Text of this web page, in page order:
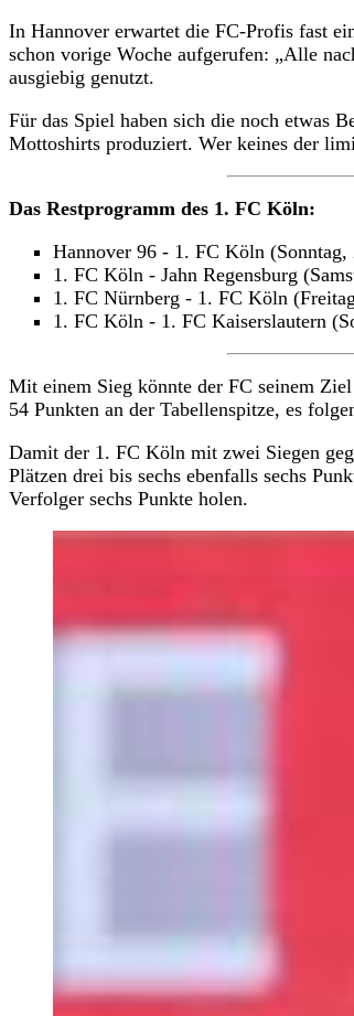
In Hannover erwartet die FC-Profis fast
schon vorige Woche aufgerufen: „Alle
ausgiebig genutzt.
Für das Spiel haben sich die noch etwas
Mottoshirts produziert. Wer keines der
Das Restprogramm des 1. FC Köln:
Hannover 96 - 1. FC Köln
1. FC Köln - Jahn Regensburg
1. FC Nürnberg - 1. FC Köln
1. FC Köln - 1. FC Kaiserslautern
Mit einem Sieg könnte der FC seinem
54 Punkten an der Tabellenspitze, es
Damit der 1. FC Köln mit zwei Siegen
Plätzen drei bis sechs ebenfalls sechs
Verfolger sechs Punkte holen.